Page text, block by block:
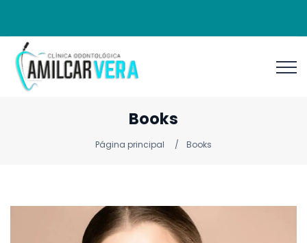
Books
Página principal Books